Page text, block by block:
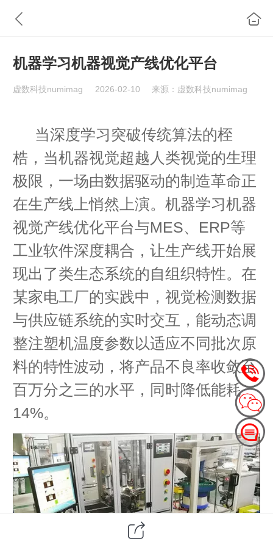
机器学习机器视觉产线优化平台
虚数科技numimag 2026-02-10 来源：虚数科技numimag
当深度学习突破传统算法的桎
梏，当机器视觉超越人类视觉的生理
极限，一场由数据驱动的制造革命正
在生产线上悄然上演。机器学习机器
视觉产线优化平台与MES、ERP等
工业软件深度耦合，让生产线开始展
现出了类生态系统的自组织特性。在
某家电工厂的实践中，视觉检测数据
与供应链系统的实时交互，能动态调
整注塑机温度参数以适应不同批次原
料的特性波动，将产品不良率收敛至
百万分之三的水平，同时降低能耗
14%。